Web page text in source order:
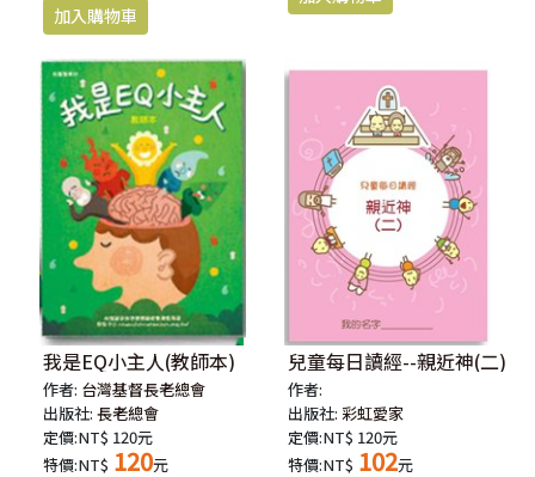
我是EQ小主人(教師本)
作者: 台灣基督長老總會
出版社:長老總會
定價:NT$ 120元
特價:NT$ 120元
兒童每日讀經--親近神(二)
作者:
出版社:彩虹愛家
定價:NT$ 120元
特價:NT$ 102元